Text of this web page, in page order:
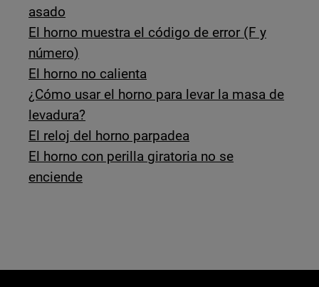
asado
El horno muestra el código de error (F y
número)
El horno no calienta
¿Cómo usar el horno para levar la masa de
levadura?
El reloj del horno parpadea
El horno con perilla giratoria no se
enciende